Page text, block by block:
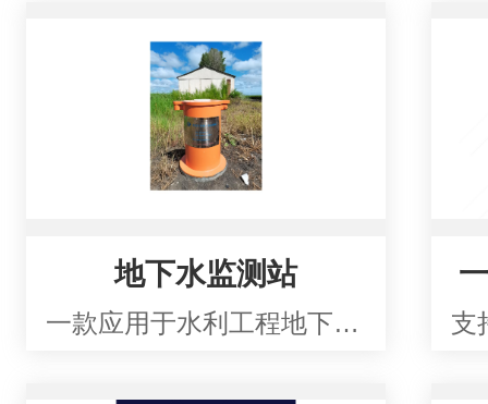
地下水监测站
一款应用于水利工程地下水监测的一体化测站